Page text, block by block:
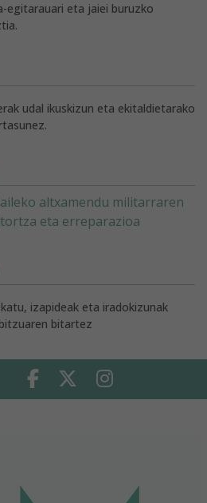
egitarauari eta jaiei buruzko
udal ikuskizun eta ekitaldietarako
altxamendu militarraren
eta erreparazioa
izapideak eta iradokizunak
bitartez
Facebook Twitter Instagram